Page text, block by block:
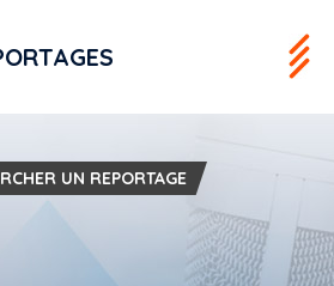
UN REPORTAGE